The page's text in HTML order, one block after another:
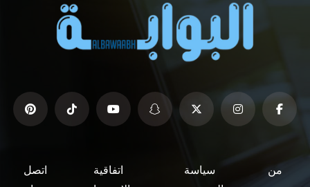
من
سياسة
اتفاقية
اتصل